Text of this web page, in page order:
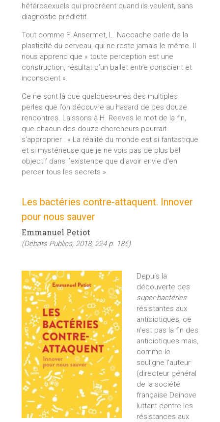
hétérosexuels qui procréent quand ils veulent, sans
diagnostic prédictif.
Tout comme F. Ansermet, L. Naccache parle de la
plasticité du cerveau, qui ne reste jamais le même. Il
nous apprend que « toute perception est une
construction, résultat d’un ballet entre conscient et
inconscient ».
Ce ne sont là que quelques-unes des multiples
perles que l’on découvre au hasard de ces douze
rencontres. Laissons à H. Reeves le mot de la fin,
que chacun des douze chercheurs pourrait
s’approprier : « La réalité du monde est si fantastique
et si mystérieuse que je ne vois pas de plus bel
objectif dans l’existence que d'avoir envie d’en
percer tous les secrets ».
Les bactéries contre-attaquent. Innover
pour nous sauver
Emmanuel Petiot
(Débats Publics, 2018, 224 p. 18€)
Depuis la
découverte des
super-bactéries
résistantes aux
antibiotiques, ce
n’est pas la fin des
antibiotiques mais,
comme le
souligne l’auteur
(directeur général
de la société
française Deinove
luttant contre les
résistances aux